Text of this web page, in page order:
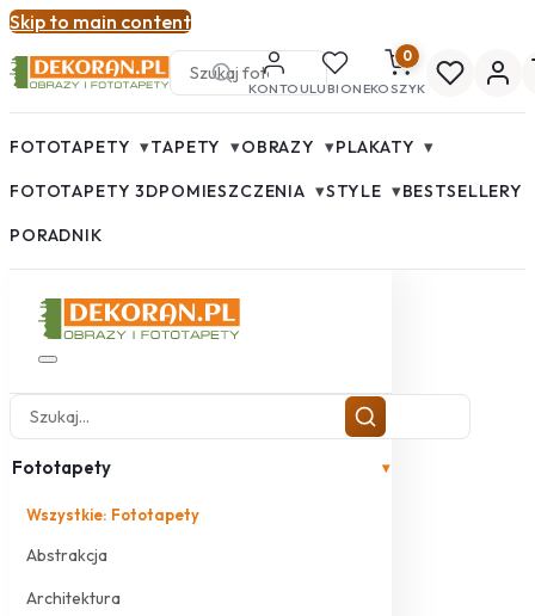
Skip to main content
KONTOULUBIONE
0
KOSZYK
FOTOTAPETY ▾TAPETY ▾OBRAZY ▾PLAKATY ▾
FOTOTAPETY 3DPOMIESZCZENIA ▾STYLE ▾BESTSELLERY
PORADNIK
Fototapety ▾
Wszystkie: Fototapety
Abstrakcja
Architektura